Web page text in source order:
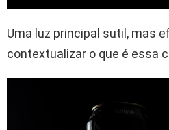
Uma luz principal sutil, mas
contextualizar o que é essa